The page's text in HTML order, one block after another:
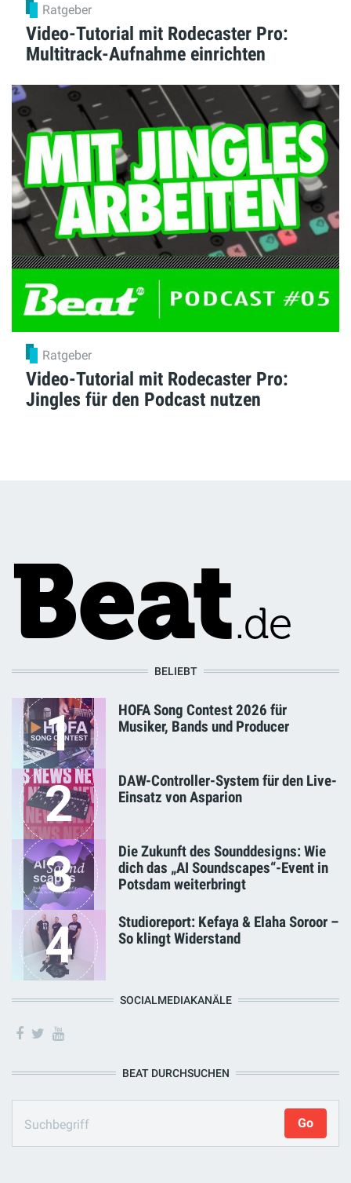
Ratgeber
Video-Tutorial mit Rodecaster Pro:
Multitrack-Aufnahme einrichten
Ratgeber
Video-Tutorial mit Rodecaster Pro:
Jingles für den Podcast nutzen
BELIEBT
1
HOFA Song Contest 2026 für
Musiker, Bands und Producer
2
DAW-Controller-System für den Live-
Einsatz von Asparion
3
Die Zukunft des Sounddesigns: Wie
dich das „AI Soundscapes“-Event in
Potsdam weiterbringt
4
Studioreport: Kefaya & Elaha Soroor –
So klingt Widerstand
SOCIALMEDIAKANÄLE
BEAT DURCHSUCHEN